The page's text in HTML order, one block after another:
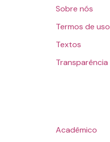
Sobre nós
Termos de uso
Textos
Transparência
Acadêmico